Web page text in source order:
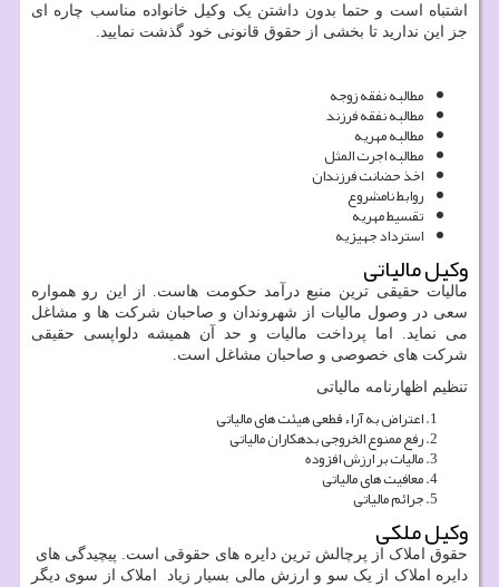
اشتباه است و حتما بدون داشتن یک وکیل خانواده مناسب چاره ای
جز این ندارید تا بخشی از حقوق قانونی خود گذشت نمایید.
مطالبه نفقه زوجه
مطالبه نفقه فرزند
مطالبه مهریه
مطالبه اجرت المثل
اخذ حضانت فرزندان
روابط نامشروع
تقسیط مهریه
استرداد جهیزیه
وکیل مالیاتی
مالیات حقیقی ترین منبع درآمد حکومت هاست. از این رو همواره
سعی در وصول مالیات از شهروندان و صاحبان شرکت ها و مشاغل
می نماید. اما پرداخت مالیات و حد آن همیشه دلواپسی حقیقی
شرکت های خصوصی و صاحبان مشاغل است.
تنظیم اظهارنامه مالیاتی
اعتراض به آراء قطعی هیئت های مالیاتی
رفع ممنوع الخروجی بدهکاران مالیاتی
مالیات بر ارزش افزوده
معافیت های مالیاتی
جرائم مالیاتی
وکیل ملکی
حقوق املاک از پرچالش ترین دایره های حقوقی است. پیچیدگی های
دایره املاک از یک سو و ارزش مالی بسیار زیاد املاک از سوی دیگر